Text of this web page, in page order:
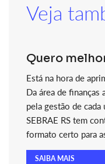
Veja
Quero
Está na hora de
Da área de finanças
pela gestão de
SEBRAE RS tem
formato certo para
SAIBA MAIS